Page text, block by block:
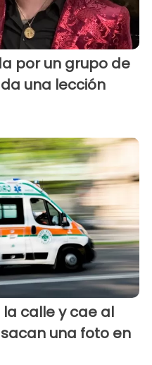
por un grupo de
una lección
calle y cae al
una foto en